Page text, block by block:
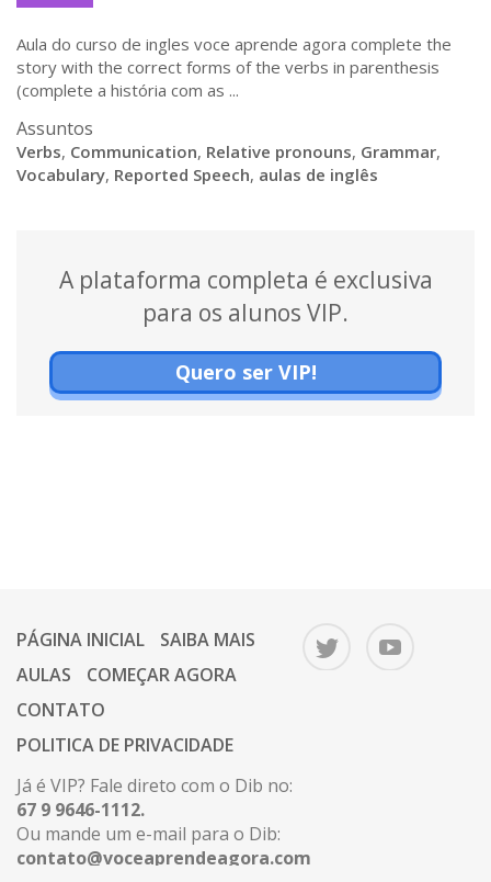
Aula do curso de ingles voce aprende agora complete the
story with the correct forms of the verbs in parenthesis
(complete a história com as ...
Assuntos
Verbs, Communication, Relative pronouns, Grammar,
Vocabulary, Reported Speech, aulas de inglês
A plataforma completa é exclusiva
para os alunos VIP.
Quero ser VIP!
PÁGINA INICIAL
SAIBA MAIS
AULAS
COMEÇAR AGORA
CONTATO
POLITICA DE PRIVACIDADE
Já é VIP? Fale direto com o Dib no:
67 9 9646-1112.
Ou mande um e-mail para o Dib:
contato@voceaprendeagora.com